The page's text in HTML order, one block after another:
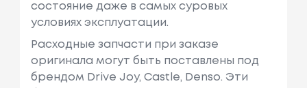
состояние даже в самых суровых
условиях эксплуатации.
Расходные запчасти при заказе
оригинала могут быть поставлены под
брендом Drive Joy, Castle, Denso. Эти